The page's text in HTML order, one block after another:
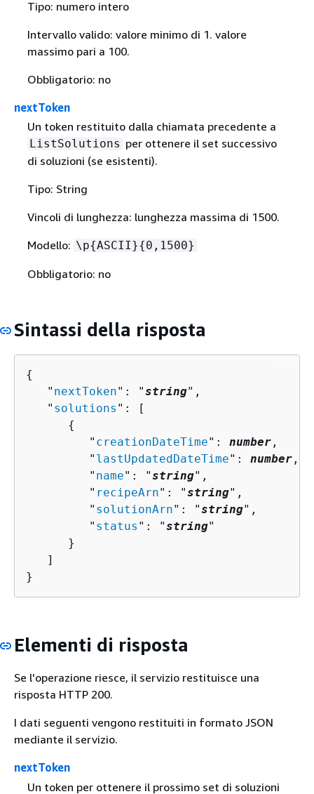
Tipo: numero intero
Intervallo valido: valore minimo di 1. valore
massimo pari a 100.
Obbligatorio: no
nextToken
Un token restituito dalla chiamata precedente a
ListSolutions per ottenere il set successivo
di soluzioni (se esistenti).
Tipo: String
Vincoli di lunghezza: lunghezza massima di 1500.
Modello: \p{ASCII}{0,1500}
Obbligatorio: no
Sintassi della risposta
{
   "
nextToken": "string",
   "
solutions ": [
{
         "
creationDateTime": number ,
         "
lastUpdatedDateTime": number ,
         "
name": "string",
         "
recipeArn": "string",
         "
solutionArn": "string",
         "
status ": "string"
      }
   ]
}
Elementi di risposta
Se l'operazione riesce, il servizio restituisce una
risposta HTTP 200.
I dati seguenti vengono restituiti in formato JSON
mediante il servizio.
nextToken
Un token per ottenere il prossimo set di soluzioni